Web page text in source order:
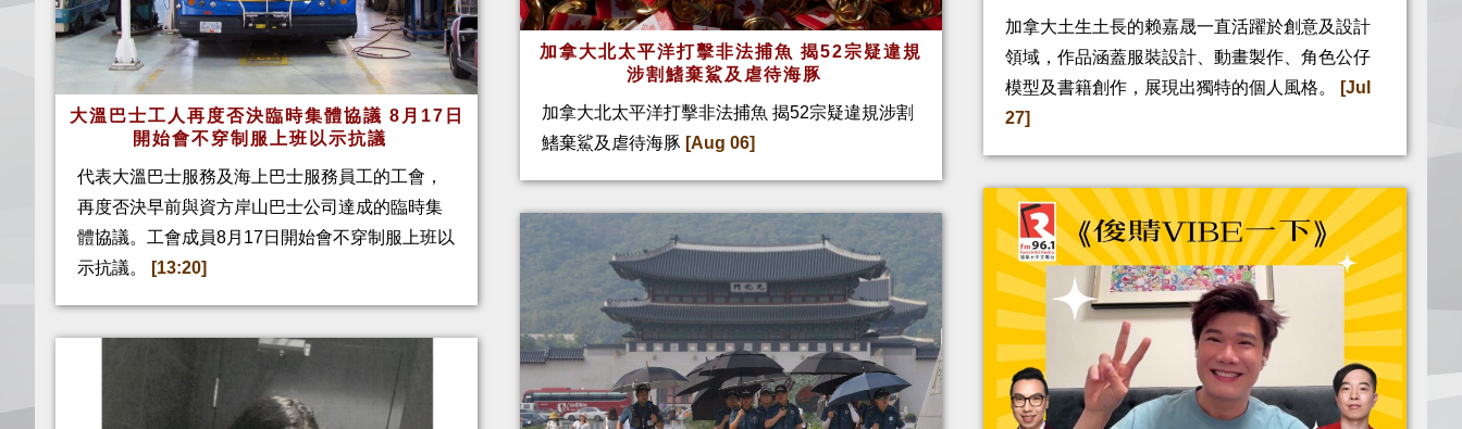
大溫巴士工人再度否決臨時集體協議 8月17日
開始會不穿制服上班以示抗議
代表大溫巴士服務及海上巴士服務員工的工會，
再度否決早前與資方岸山巴士公司達成的臨時集
體協議。工會成員8月17日開始會不穿制服上班以
示抗議。
[13:20]
加拿大北太平洋打擊非法捕魚 揭52宗疑違規
涉割鰭棄鯊及虐待海豚
加拿大北太平洋打擊非法捕魚 揭52宗疑違規涉割
鰭棄鯊及虐待海豚 [Aug 06]
加拿大土生土長的赖嘉晟一直活躍於創意及設計
領域，作品涵蓋服裝設計、動畫製作、角色公仔
模型及書籍創作，展現出獨特的個人風格。
[Jul
27]